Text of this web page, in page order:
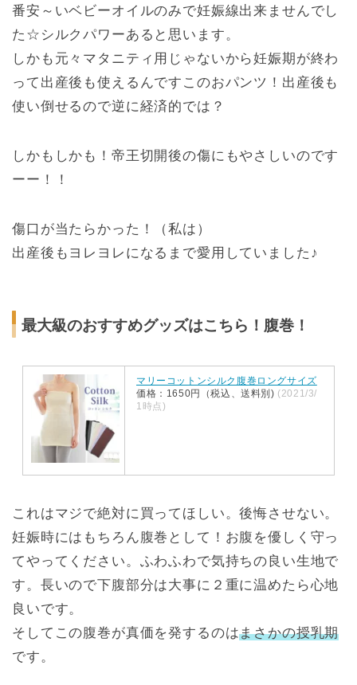
番安～いベビーオイルのみで妊娠線出来ませんでし
た☆シルクパワーあると思います。
しかも元々マタニティ用じゃないから妊娠期が終わ
って出産後も使えるんですこのおパンツ！出産後も
使い倒せるので逆に経済的では？
しかもしかも！帝王切開後の傷にもやさしいのです
ーー！！
傷口が当たらかった！（私は）
出産後もヨレヨレになるまで愛用していました♪
最大級のおすすめグッズはこちら！腹巻！
マリーコットンシルク腹巻ロングサイズ
価格：1650円（税込、送料別) (2021/3/
1時点)
これはマジで絶対に買ってほしい。後悔させない。
妊娠時にはもちろん腹巻として！お腹を優しく守っ
てやってください。ふわふわで気持ちの良い生地で
す。長いので下腹部分は大事に２重に温めたら心地
良いです。
そしてこの腹巻が真価を発するのはまさかの授乳期
です。